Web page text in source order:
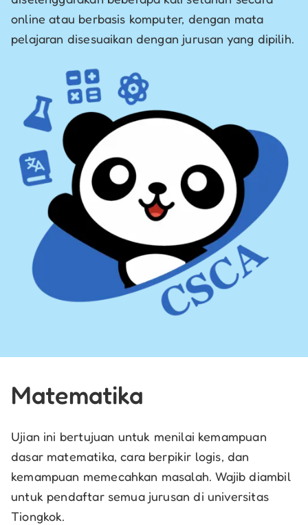
online atau berbasis komputer, dengan mata
pelajaran disesuaikan dengan jurusan yang dipilih.
Matematika
Ujian ini bertujuan untuk menilai kemampuan
dasar matematika, cara berpikir logis, dan
kemampuan memecahkan masalah. Wajib diambil
untuk pendaftar semua jurusan di universitas
Tiongkok.